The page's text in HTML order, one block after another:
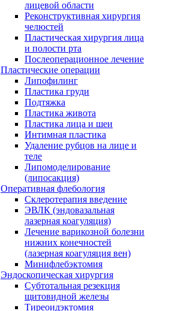
лицевой области
Реконструктивная хирургия
челюстей
Пластическая хирургия лица
и полости рта
Послеоперационное лечение
Пластические операции
Липофилинг
Пластика груди
Подтяжка
Пластика живота
Пластика лица и шеи
Интимная пластика
Удаление рубцов на лице и
теле
Липомоделирование
(липосакция)
Оперативная флебология
Склеротерапия введение
ЭВЛК (эндовазальная
лазерная коагуляция)
Лечение варикозной болезни
нижних конечностей
(лазерная коагуляция вен)
Минифлебэктомия
Эндоскопическая хирургия
Субтотальная резекция
щитовидной железы
Тиреоидэктомия